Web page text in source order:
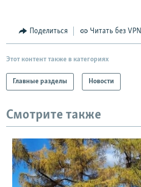
Поделиться Читать без VPN
Этот контент также в категориях
Главные разделы Новости
Смотрите также